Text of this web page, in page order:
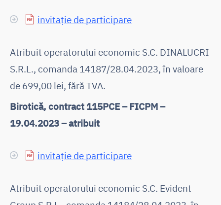
invitație de participare
Atribuit operatorului economic S.C. DINALUCRI
S.R.L., comanda 14187/28.04.2023, în valoare
de 699,00 lei, fără TVA.
Birotică, contract 115PCE – FICPM –
19.04.2023 – atribuit
invitație de participare
Atribuit operatorului economic S.C. Evident